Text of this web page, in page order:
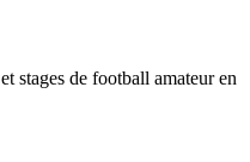
stages de football amateur en